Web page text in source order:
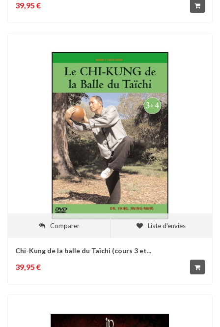
39,95 €
Comparer Liste d'envies
Chi-Kung de la balle du Taïchi (cours 3 et...
39,95 €